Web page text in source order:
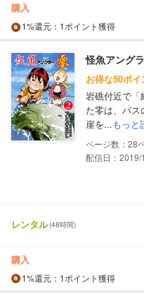
購入
1%還元 ：1ポイント獲得
怪魚アング
お得な50ポ
岩礁付近で「
た零は、バ
崖を...もっと
28
配信日：2019/
レンタル(48時間)
購入
1%還元 ：1ポイント獲得